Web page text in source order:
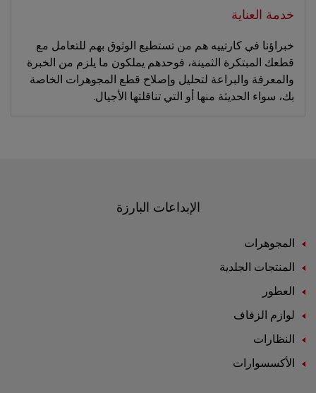
خدمة العناية
خبراؤنا في كارتييه هم من تستطيع الوثوق بهم للتعامل مع
قطعك المبتكرة الثمينة، فوحدهم يملكون ما يلزم من الخبرة
والمعرفة والبراعة لتحليل وإصلاح قطع المجوهرات الخاصة
بك، سواء الحديثة منها أو التي تناقلتها الأجيال.
الإبداعات البارزة
المجوهرات
المنتجات الجلدية
العطور
لوازم الزفاف
النظارات
الأكسسوارات